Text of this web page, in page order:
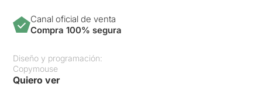
Canal oficial de venta
Compra 100% segura
Diseño y programación:
Copymouse
Quiero ver